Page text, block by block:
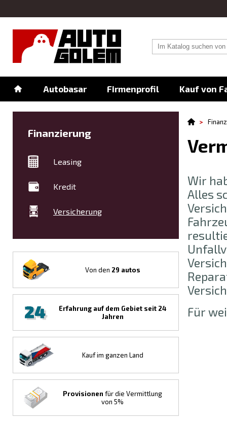
Autobasar Firmenprofil Kauf von
Finanzierung
Leasing
Kredit
Versicherung
Von den 29 autos
Erfahrung auf dem Gebiet seit 24
Jahren
Kauf im ganzen Land
Provisionen für die Vermittlung
von 5%
Wir
Alles
Für